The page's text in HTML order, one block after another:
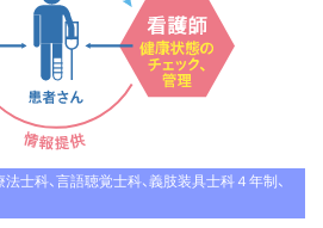
士科、言語聴覚士科、義肢装具士科４年制、